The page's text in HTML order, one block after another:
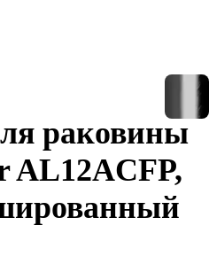
раковины
AL12ACFP,